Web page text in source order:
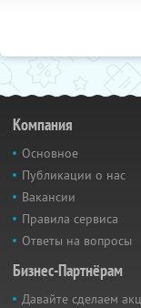
Компания
Основное
Публикации о нас
Вакансии
Правила сервиса
Ответы на вопросы
Бизнес-Партнёрам
Давайте сделаем